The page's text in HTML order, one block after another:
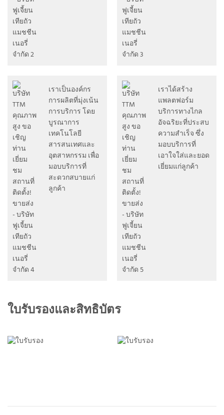
เราเป็นองค์กร
การผลิตที่มุ่งเน้น
การบริการ โดย
บูรณาการ
เทคโนโลยี
สารสนเทศและ
อุตสาหกรรม เพื่อ
มอบบริการที่
สะดวกสบายแก่
ลูกค้า
เราได้สร้าง
แพลตฟอร์ม
บริการทางไกล
อัจฉริยะที่ประสบ
ความสำเร็จ ซึ่ง
มอบบริการที่
เอาใจใส่และยอด
เยี่ยมแก่ลูกค้า
ใบรับรองและสิทธิบัตร